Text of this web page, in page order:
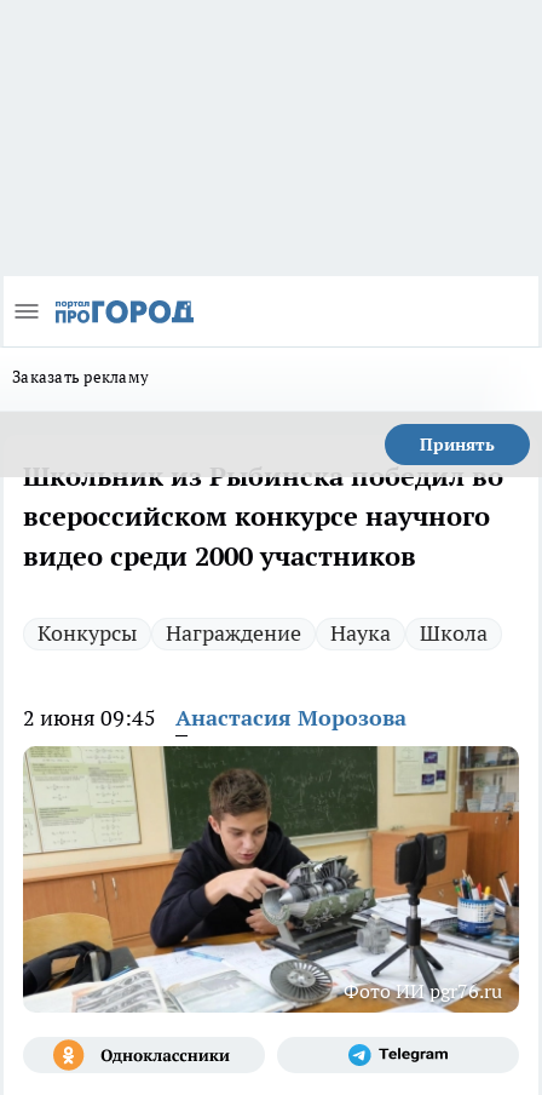
Заказать рекламу
Принять
Школьник из Рыбинска победил во
всероссийском конкурсе научного
видео среди 2000 участников
Конкурсы Награждение Наука Школа
2 июня 09:45 Анастасия Морозова
Фото ИИ pgr76.ru